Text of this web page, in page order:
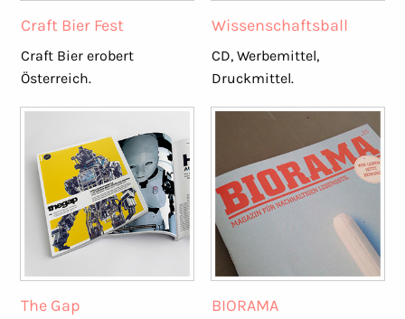
Craft Bier Fest
Craft Bier erobert
Österreich.
Wissenschaftsball
CD, Werbemittel,
Druckmittel.
The Gap BIORAMA